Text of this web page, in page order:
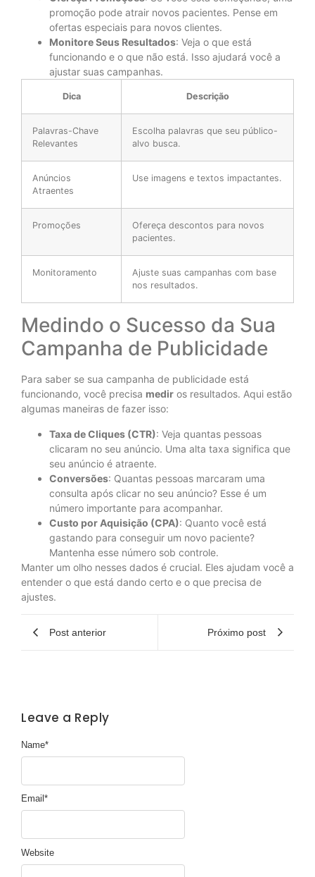
promoção pode atrair novos pacientes. Pense em
ofertas especiais para novos clientes.
Monitore Seus Resultados: Veja o que está
funcionando e o que não está. Isso ajudará você a
ajustar suas campanhas.
Dica Descrição
Palavras-Chave
Relevantes
Escolha palavras que seu público-
alvo busca.
Anúncios
Atraentes
Use imagens e textos impactantes.
Promoções
Ofereça descontos para novos
pacientes.
Monitoramento
Ajuste suas campanhas com base
nos resultados.
Medindo o Sucesso da Sua
Campanha de Publicidade
Para saber se sua campanha de publicidade está
funcionando, você precisa medir os resultados. Aqui estão
algumas maneiras de fazer isso:
Taxa de Cliques (CTR): Veja quantas pessoas
clicaram no seu anúncio. Uma alta taxa significa que
seu anúncio é atraente.
Conversões: Quantas pessoas marcaram uma
consulta após clicar no seu anúncio? Esse é um
número importante para acompanhar.
Custo por Aquisição (CPA): Quanto você está
gastando para conseguir um novo paciente?
Mantenha esse número sob controle.
Manter um olho nesses dados é crucial. Eles ajudam você a
entender o que está dando certo e o que precisa de
ajustes.
Post anterior Próximo post
Leave a Reply
Name*
Email *
Website